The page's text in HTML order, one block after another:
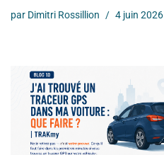
par Dimitri Rossillion 4 juin 2026